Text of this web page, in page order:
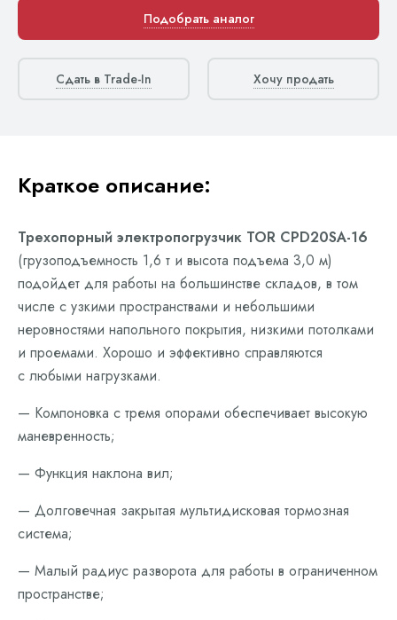
Подобрать аналог
Сдать в Trade-In Хочу продать
Краткое описание:
Трехопорный электропогрузчик TOR CPD20SA-16
(грузоподъемность 1,6 т и высота подъема 3,0 м)
подойдет для работы на большинстве складов, в том
числе с узкими пространствами и небольшими
неровностями напольного покрытия, низкими потолками
и проемами. Хорошо и эффективно справляются
с любыми нагрузками.
— Компоновка с тремя опорами обеспечивает высокую
маневренность;
— Функция наклона вил;
— Долговечная закрытая мультидисковая тормозная
система;
— Малый радиус разворота для работы в ограниченном
пространстве;